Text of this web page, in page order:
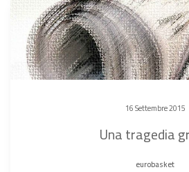
16 Settembre 2015
Una tragedia
eurobasket